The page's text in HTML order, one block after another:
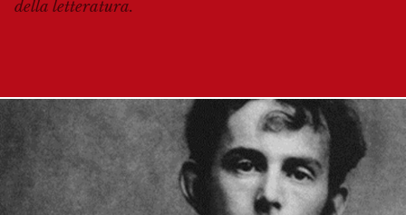
della letteratura.